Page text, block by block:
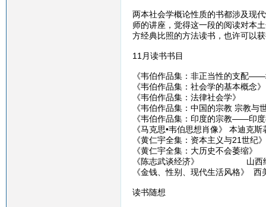
两本社会学概论性质的书都涉及现
师的讲座，觉得这一段的阅读对本
方经典比照的方法读书，也许可以
11月读书书目
《韦伯作品集：非正当性的支配
《韦伯作品集：社会学的基本概念》
《韦伯作品集：法律社会学》
《韦伯作品集：中国的宗教 宗教与
《韦伯作品集：印度的宗教——印
《马克思•韦伯思想肖像》 本迪克
《黄仁宇全集：资本主义与21世
《黄仁宇全集：大历史不会萎缩
《陈志武谈经济》 山西经
《金钱、性别、现代生活风格》
读书随想